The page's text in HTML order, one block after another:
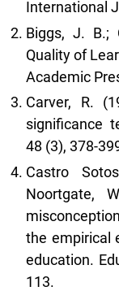
International
Biggs, J. B.;
Quality of
Academic
Carver, R.
significance
48 (3), 378-
Castro
Noortgate,
the empirical
education.
113.